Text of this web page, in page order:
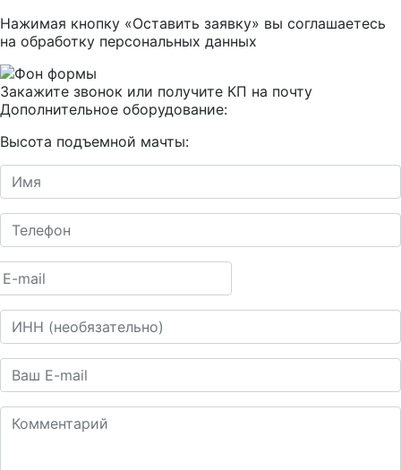
Нажимая кнопку «Оставить заявку» вы соглашаетесь
на обработку персональных данных
Закажите звонок или получите КП на почту
Дополнительное оборудование:
Высота подъемной мачты: